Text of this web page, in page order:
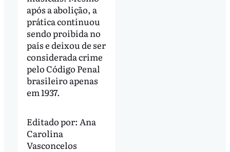
após a abolição, a
prática continuou
sendo proibida no
país e deixou de ser
considerada crime
pelo Código Penal
brasileiro apenas
em 1937.
Editado por: Ana
Carolina
Vasconcelos